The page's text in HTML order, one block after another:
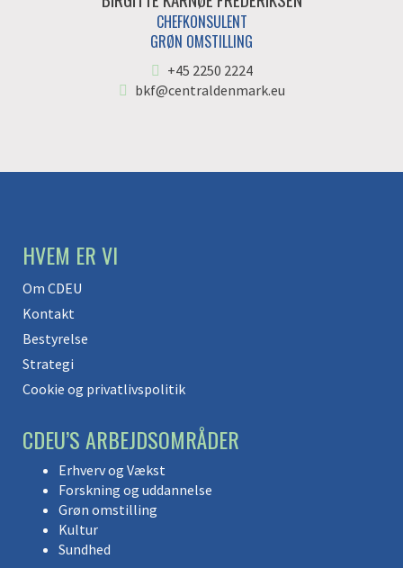
CHEFKONSULENT
GRØN OMSTILLING
+45 2250 2224
bkf@centraldenmark.eu
HVEM ER VI
Om CDEU
Kontakt
Bestyrelse
Strategi
Cookie og privatlivspolitik
CDEU’S ARBEJDSOMRÅDER
Erhverv og Vækst
Forskning og uddannelse
Grøn omstilling
Kultur
Sundhed